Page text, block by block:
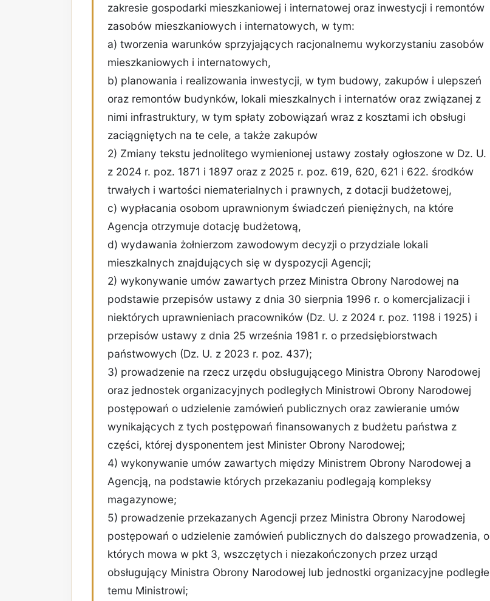
zakresie gospodarki mieszkaniowej i internatowej oraz inwestycji i remontów
zasobów mieszkaniowych i internatowych, w tym:
a) tworzenia warunków sprzyjających racjonalnemu wykorzystaniu zasobów
mieszkaniowych i internatowych,
b) planowania i realizowania inwestycji, w tym budowy, zakupów i ulepszeń
oraz remontów budynków, lokali mieszkalnych i internatów oraz związanej z
nimi infrastruktury, w tym spłaty zobowiązań wraz z kosztami ich obsługi
zaciągniętych na te cele, a także zakupów
2) Zmiany tekstu jednolitego wymienionej ustawy zostały ogłoszone w Dz. U.
z 2024 r. poz. 1871 i 1897 oraz z 2025 r. poz. 619, 620, 621 i 622. środków
trwałych i wartości niematerialnych i prawnych, z dotacji budżetowej,
c) wypłacania osobom uprawnionym świadczeń pieniężnych, na które
Agencja otrzymuje dotację budżetową,
d) wydawania żołnierzom zawodowym decyzji o przydziale lokali
mieszkalnych znajdujących się w dyspozycji Agencji;
2) wykonywanie umów zawartych przez Ministra Obrony Narodowej na
podstawie przepisów ustawy z dnia 30 sierpnia 1996 r. o komercjalizacji i
niektórych uprawnieniach pracowników (Dz. U. z 2024 r. poz. 1198 i 1925) i
przepisów ustawy z dnia 25 września 1981 r. o przedsiębiorstwach
państwowych (Dz. U. z 2023 r. poz. 437);
3) prowadzenie na rzecz urzędu obsługującego Ministra Obrony Narodowej
oraz jednostek organizacyjnych podległych Ministrowi Obrony Narodowej
postępowań o udzielenie zamówień publicznych oraz zawieranie umów
wynikających z tych postępowań finansowanych z budżetu państwa z
części, której dysponentem jest Minister Obrony Narodowej;
4) wykonywanie umów zawartych między Ministrem Obrony Narodowej a
Agencją, na podstawie których przekazaniu podlegają kompleksy
magazynowe;
5) prowadzenie przekazanych Agencji przez Ministra Obrony Narodowej
postępowań o udzielenie zamówień publicznych do dalszego prowadzenia, o
których mowa w pkt 3, wszczętych i niezakończonych przez urząd
obsługujący Ministra Obrony Narodowej lub jednostki organizacyjne podległe
temu Ministrowi;